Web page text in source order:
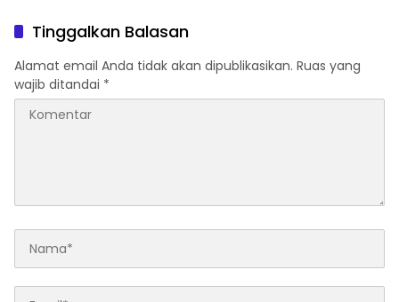
Tinggalkan Balasan
Alamat email Anda tidak akan dipublikasikan. Ruas yang
wajib ditandai *